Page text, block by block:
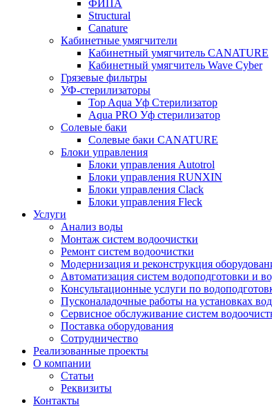
ФИПА
Structural
Canature
Кабинетные умягчители
Кабинетный умягчитель CANATURE
Кабинетный умягчитель Wave Cyber
Грязевые фильтры
УФ-стерилизаторы
Top Aqua Уф Стерилизатор
Aqua PRO Уф стерилизатор
Солевые баки
Солевые баки CANATURE
Блоки управления
Блоки управления Autotrol
Блоки управления RUNXIN
Блоки управления Clack
Блоки управления Fleck
Услуги
Анализ воды
Монтаж систем водоочистки
Ремонт систем водоочистки
Модернизация и реконструкция
Автоматизация систем водоподготовки и
Консультационные услуги по
Пусконаладочные работы на установках
Сервисное обслуживание систем
Поставка оборудования
Сотрудничество
Реализованные проекты
О компании
Cтатьи
Реквизиты
Контакты